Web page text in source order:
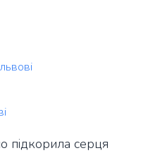
підкорила серця